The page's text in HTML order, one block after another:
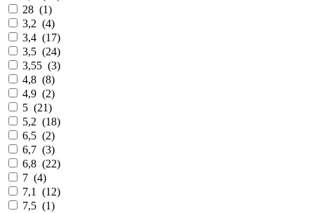
28 (1)
3,2 (4)
3,4 (17)
3,5 (24)
3,55 (3)
4,8 (8)
4,9 (2)
5 (21)
5,2 (18)
6,5 (2)
6,7 (3)
6,8 (22)
7 (4)
7,1
(12)
7,5 (1)